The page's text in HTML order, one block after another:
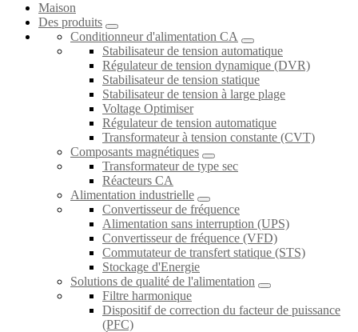
Maison
Des produits
Conditionneur d'alimentation CA
Stabilisateur de tension automatique
Régulateur de tension dynamique (DVR)
Stabilisateur de tension statique
Stabilisateur de tension à large plage
Voltage Optimiser
Régulateur de tension automatique
Transformateur à tension constante (CVT)
Composants magnétiques
Transformateur de type sec
Réacteurs CA
Alimentation industrielle
Convertisseur de fréquence
Alimentation sans interruption (UPS)
Convertisseur de fréquence (VFD)
Commutateur de transfert statique (STS)
Stockage d'Energie
Solutions de qualité de l'alimentation
Filtre harmonique
Dispositif de correction du facteur de puissance
(PFC)